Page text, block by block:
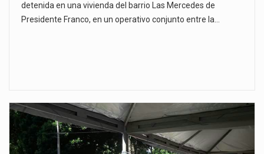
detenida en una vivienda del barrio Las Mercedes de
Presidente Franco, en un operativo conjunto entre la…